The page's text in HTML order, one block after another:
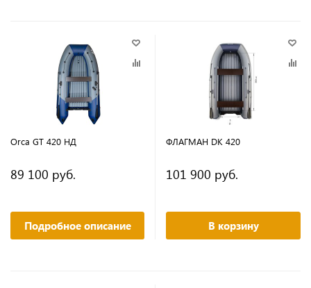
Orca GT 420 НД
89 100 руб.
Подробное описание
ФЛАГМАН DK 420
101 900 руб.
В корзину